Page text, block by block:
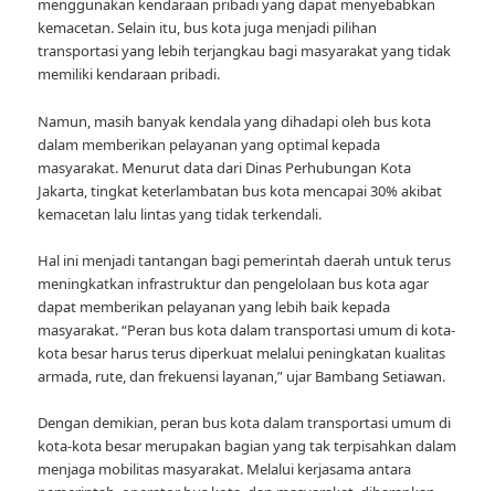
menggunakan kendaraan pribadi yang dapat menyebabkan
kemacetan. Selain itu, bus kota juga menjadi pilihan
transportasi yang lebih terjangkau bagi masyarakat yang tidak
memiliki kendaraan pribadi.
Namun, masih banyak kendala yang dihadapi oleh bus kota
dalam memberikan pelayanan yang optimal kepada
masyarakat. Menurut data dari Dinas Perhubungan Kota
Jakarta, tingkat keterlambatan bus kota mencapai 30% akibat
kemacetan lalu lintas yang tidak terkendali.
Hal ini menjadi tantangan bagi pemerintah daerah untuk terus
meningkatkan infrastruktur dan pengelolaan bus kota agar
dapat memberikan pelayanan yang lebih baik kepada
masyarakat. “Peran bus kota dalam transportasi umum di kota-
kota besar harus terus diperkuat melalui peningkatan kualitas
armada, rute, dan frekuensi layanan,” ujar Bambang Setiawan.
Dengan demikian, peran bus kota dalam transportasi umum di
kota-kota besar merupakan bagian yang tak terpisahkan dalam
menjaga mobilitas masyarakat. Melalui kerjasama antara